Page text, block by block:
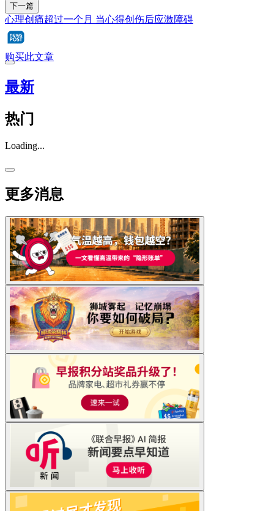
下一篇
心理创痛超过一个月 当心得创伤后应激障碍
购买此文章
最新
热门
Loading...
更多消息